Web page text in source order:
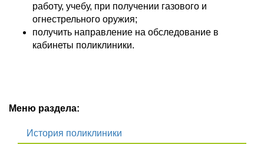
работу, учебу, при получении газового и
огнестрельного оружия;
получить направление на обследование в
кабинеты поликлиники.
Меню раздела:
История поликлиники